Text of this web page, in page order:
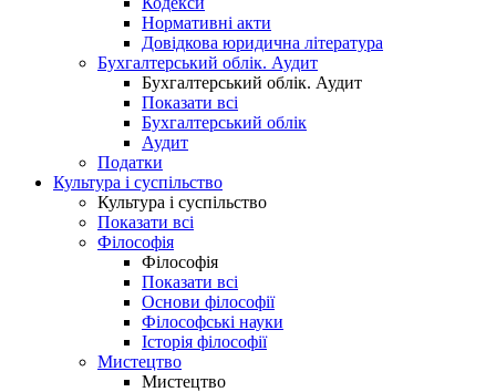
Нормативні акти
Довідкова юридична література
Бухгалтерський облік. Аудит
Бухгалтерський облік. Аудит
Показати всі
Бухгалтерський облік
Аудит
Податки
Культура і суспільство
Культура і суспільство
Показати всі
Філософія
Філософія
Показати всі
Основи філософії
Філософські науки
Історія філософії
Мистецтво
Мистецтво